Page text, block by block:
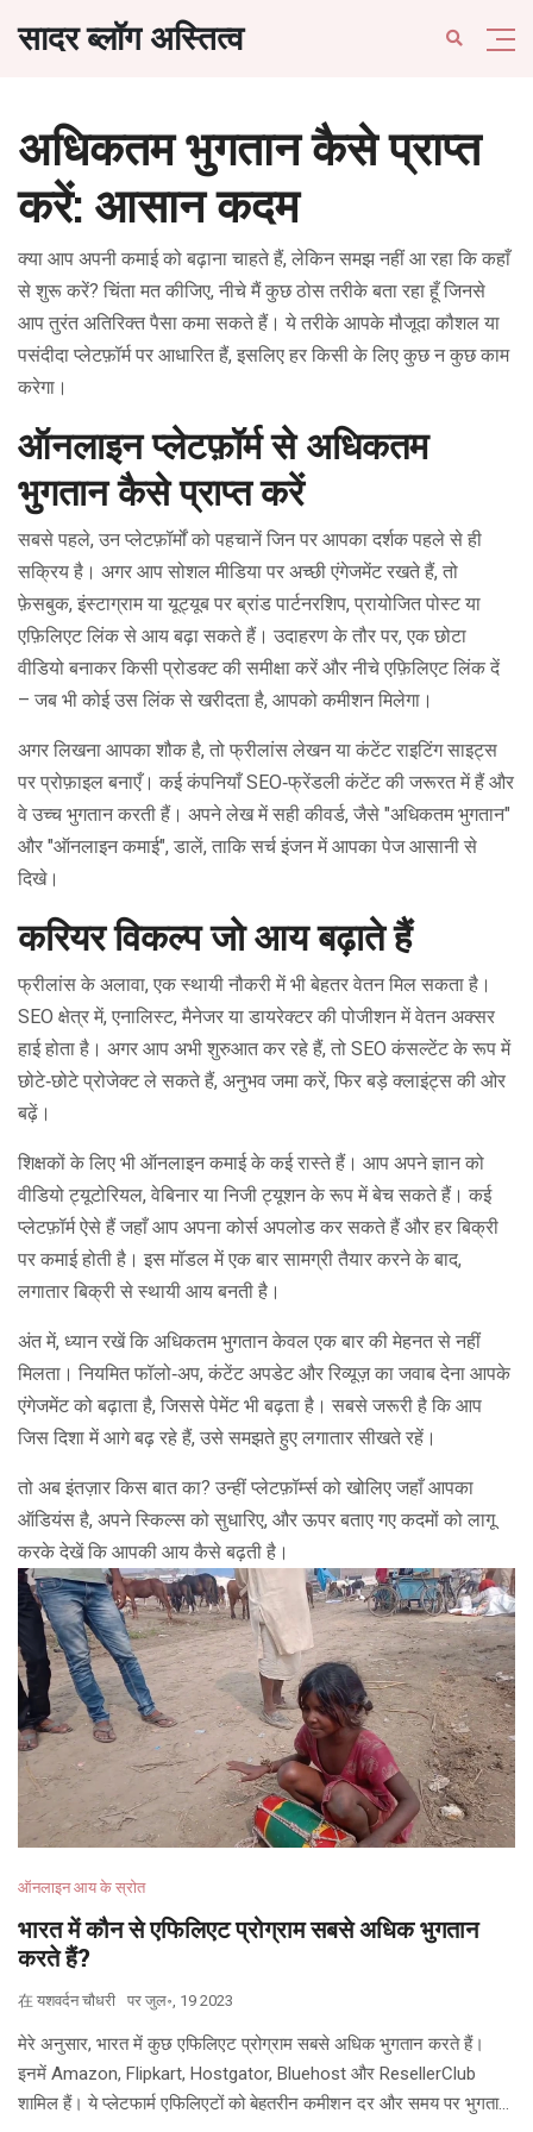
सादर ब्लॉग अस्तित्व
अधिकतम भुगतान कैसे प्राप्त
करें: आसान कदम
क्या आप अपनी कमाई को बढ़ाना चाहते हैं, लेकिन समझ नहीं आ रहा कि कहाँ
से शुरू करें? चिंता मत कीजिए, नीचे मैं कुछ ठोस तरीके बता रहा हूँ जिनसे
आप तुरंत अतिरिक्त पैसा कमा सकते हैं। ये तरीके आपके मौजूदा कौशल या
पसंदीदा प्लेटफ़ॉर्म पर आधारित हैं, इसलिए हर किसी के लिए कुछ न कुछ काम
करेगा।
ऑनलाइन प्लेटफ़ॉर्म से अधिकतम
भुगतान कैसे प्राप्त करें
सबसे पहले, उन प्लेटफ़ॉर्मों को पहचानें जिन पर आपका दर्शक पहले से ही
सक्रिय है। अगर आप सोशल मीडिया पर अच्छी एंगेजमेंट रखते हैं, तो
फ़ेसबुक, इंस्टाग्राम या यूट्यूब पर ब्रांड पार्टनरशिप, प्रायोजित पोस्ट या
एफ़िलिएट लिंक से आय बढ़ा सकते हैं। उदाहरण के तौर पर, एक छोटा
वीडियो बनाकर किसी प्रोडक्ट की समीक्षा करें और नीचे एफ़िलिएट लिंक दें
– जब भी कोई उस लिंक से खरीदता है, आपको कमीशन मिलेगा।
अगर लिखना आपका शौक है, तो फ्रीलांस लेखन या कंटेंट राइटिंग साइट्स
पर प्रोफ़ाइल बनाएँ। कई कंपनियाँ SEO‑फ्रेंडली कंटेंट की जरूरत में हैं और
वे उच्च भुगतान करती हैं। अपने लेख में सही कीवर्ड, जैसे "अधिकतम भुगतान"
और "ऑनलाइन कमाई", डालें, ताकि सर्च इंजन में आपका पेज आसानी से
दिखे।
करियर विकल्प जो आय बढ़ाते हैं
फ्रीलांस के अलावा, एक स्थायी नौकरी में भी बेहतर वेतन मिल सकता है।
SEO क्षेत्र में, एनालिस्ट, मैनेजर या डायरेक्टर की पोजीशन में वेतन अक्सर
हाई होता है। अगर आप अभी शुरुआत कर रहे हैं, तो SEO कंसल्टेंट के रूप में
छोटे‑छोटे प्रोजेक्ट ले सकते हैं, अनुभव जमा करें, फिर बड़े क्लाइंट्स की ओर
बढ़ें।
शिक्षकों के लिए भी ऑनलाइन कमाई के कई रास्ते हैं। आप अपने ज्ञान को
वीडियो ट्यूटोरियल, वेबिनार या निजी ट्यूशन के रूप में बेच सकते हैं। कई
प्लेटफ़ॉर्म ऐसे हैं जहाँ आप अपना कोर्स अपलोड कर सकते हैं और हर बिक्री
पर कमाई होती है। इस मॉडल में एक बार सामग्री तैयार करने के बाद,
लगातार बिक्री से स्थायी आय बनती है।
अंत में, ध्यान रखें कि अधिकतम भुगतान केवल एक बार की मेहनत से नहीं
मिलता। नियमित फॉलो‑अप, कंटेंट अपडेट और रिव्यूज़ का जवाब देना आपके
एंगेजमेंट को बढ़ाता है, जिससे पेमेंट भी बढ़ता है। सबसे जरूरी है कि आप
जिस दिशा में आगे बढ़ रहे हैं, उसे समझते हुए लगातार सीखते रहें।
तो अब इंतज़ार किस बात का? उन्हीं प्लेटफ़ॉर्म्स को खोलिए जहाँ आपका
ऑडियंस है, अपने स्किल्स को सुधारिए, और ऊपर बताए गए कदमों को लागू
करके देखें कि आपकी आय कैसे बढ़ती है।
ऑनलाइन आय के स्रोत
भारत में कौन से एफिलिएट प्रोग्राम सबसे अधिक भुगतान
करते हैं?
在 यशवर्दन चौधरी पर जुल॰, 19 2023
मेरे अनुसार, भारत में कुछ एफिलिएट प्रोग्राम सबसे अधिक भुगतान करते हैं।
इनमें Amazon, Flipkart, Hostgator, Bluehost और ResellerClub
शामिल हैं। ये प्लेटफार्म एफिलिएटों को बेहतरीन कमीशन दर और समय पर भुगतान